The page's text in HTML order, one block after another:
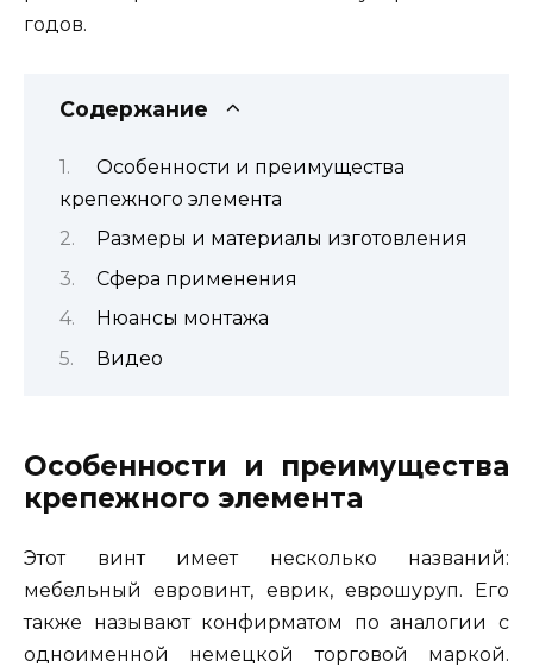
годов.
Содержание
Особенности и преимущества
крепежного элемента
Размеры и материалы изготовления
Сфера применения
Нюансы монтажа
Видео
Особенности и преимущества
крепежного элемента
Этот винт имеет несколько названий:
мебельный евровинт, еврик, еврошуруп. Его
также называют конфирматом по аналогии с
одноименной немецкой торговой маркой.